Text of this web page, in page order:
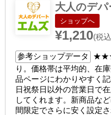
大人のデ
ショップへ
¥1,210(税
参考ショップデータ
り。価格帯は平均的、在
品ページにわかりやすく
日祝祭日以外の営業日で
してくれます。新商品な
間限定でさらに安く設定